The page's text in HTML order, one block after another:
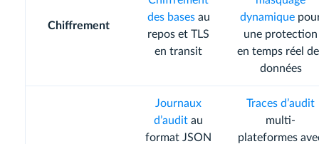
Chiffrement
des basesau
repos et TLS
en transit
dynamique
une protection
en temps réel
données
Journaux
d’audit au
format JSON
Traces d’audit
multi-
plateformes